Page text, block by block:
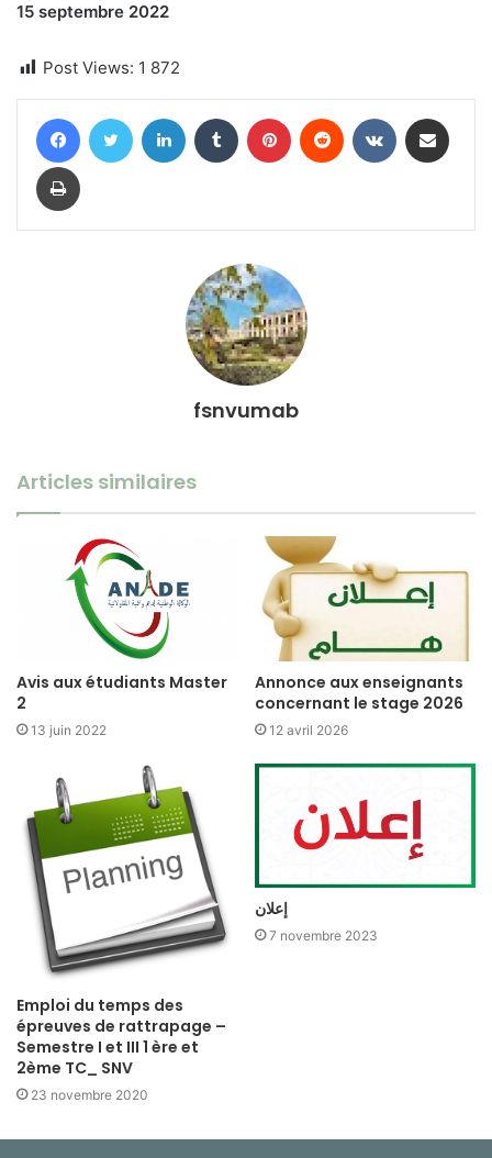
15 septembre 2022
Post Views: 1 872
FacebookTwitter Linkedin Tumblr Pinterest Reddit VKontakte
Imprimer
fsnvumab
Articles similaires
Avis aux étudiants Master
2
13 juin 2022
Annonce aux enseignants
concernant le stage 2026
12 avril 2026
Emploi du temps des
épreuves de rattrapage –
Semestre I et III 1 ère et
2ème TC_ SNV
23 novembre 2020
إعلان
7 novembre 2023